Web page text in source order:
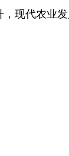
现代农业发